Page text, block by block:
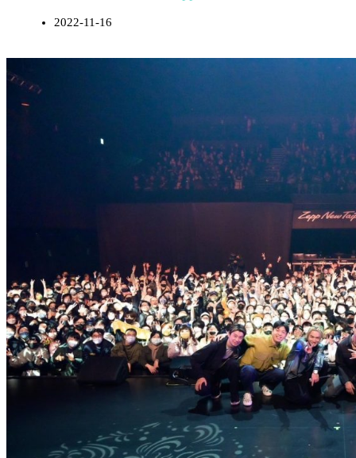
2022-11-16